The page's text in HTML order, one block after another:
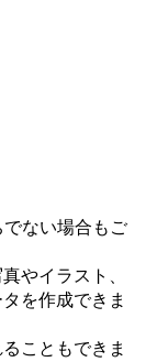
でない場合もご
やイラスト、
を作成できま
こともできま